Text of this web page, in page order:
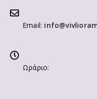
Email:
Ωράριο: